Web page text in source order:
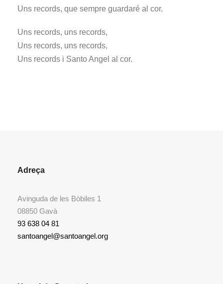
Uns records, que sempre guardaré al cor.
Uns records, uns records,
Uns records, uns records,
Uns records i Santo Angel al cor.
Adreça
Avinguda de les Bòbiles 1
08850 Gavà
93 638 04 81
santoangel@santoangel.org